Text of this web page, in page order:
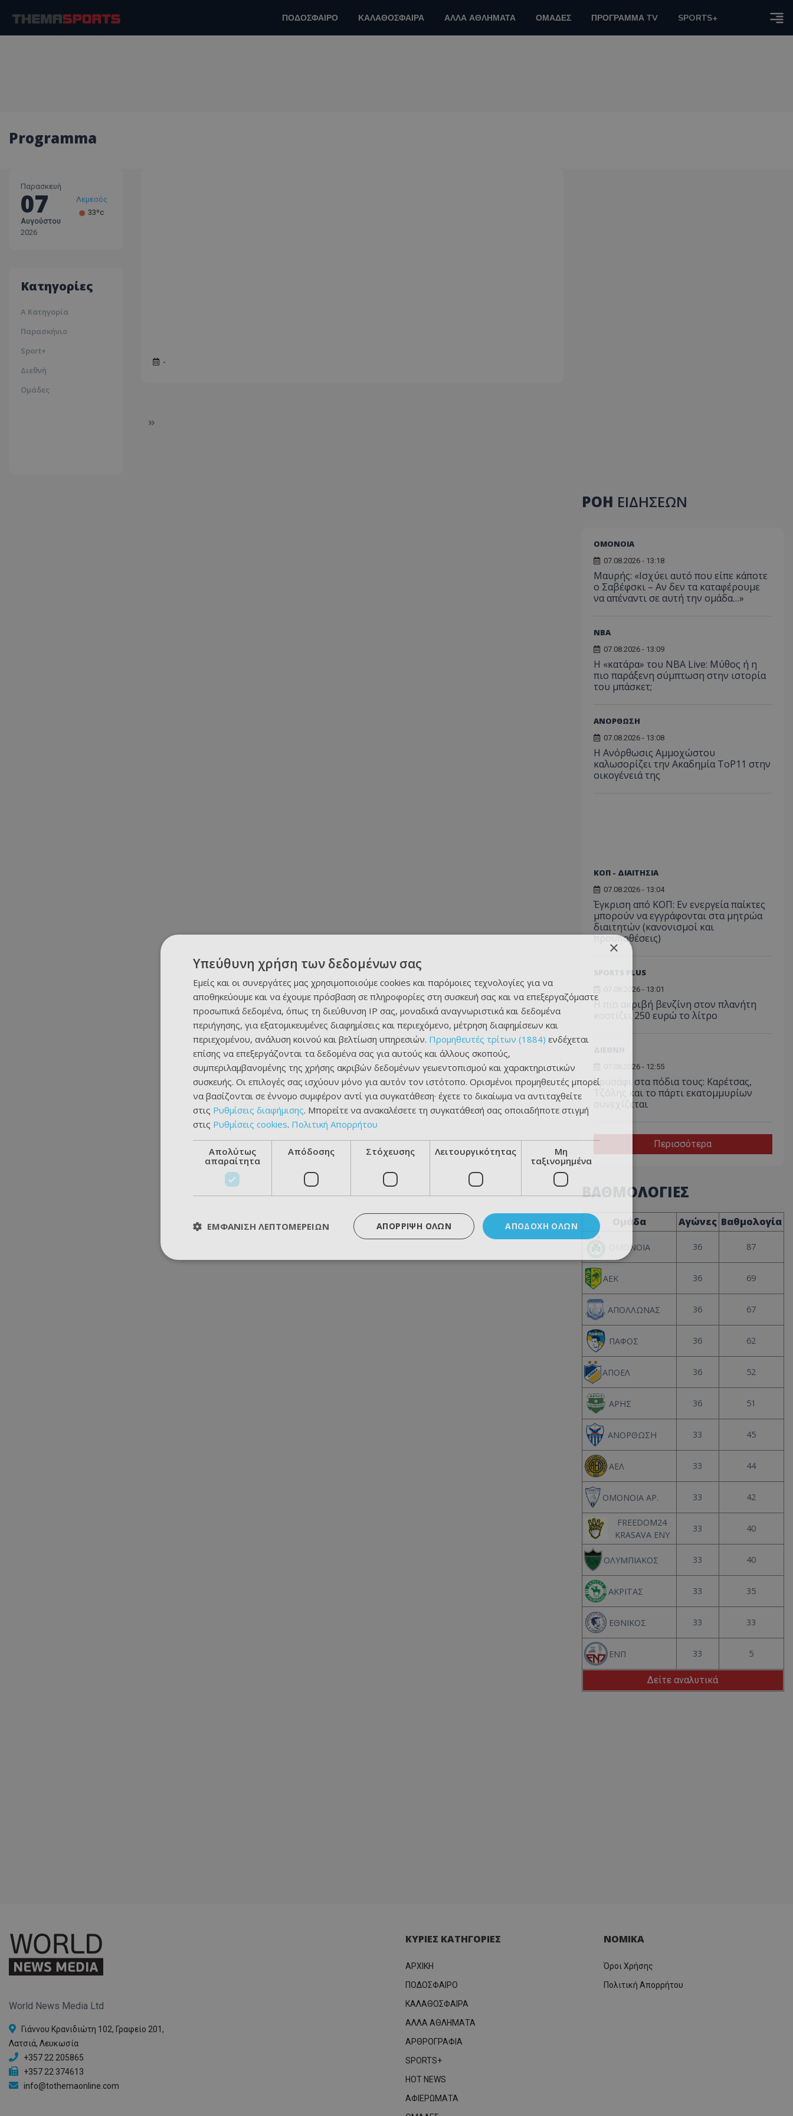
ΠΟΔΟΣΦΑΙΡΟ ΚΑΛΑΘΟΣΦΑΙΡΑ ΑΛΛΑ ΑΘΛΗΜΑΤΑ ΟΜΑΔΕΣ ΠΡΟΓΡΑΜΜΑ TV SPORTS+
Programma
Παρασκευή
07
Αυγούστου
2026
Λεμεσός
33ºc
Κατηγορίες
Α Κατηγορία
Παρασκήνιο
Sport+
Διεθνή
Ομάδες
-
ΡΟΗ ΕΙΔΗΣΕΩΝ
ΟΜΟΝΟΙΑ
07.08.2026 - 13:18
Μαυρής: «Ισχύει αυτό που είπε κάποτε
ο Σαβέφσκι – Αν δεν τα καταφέρουμε
να απέναντι σε αυτή την ομάδα…»
NBA
07.08.2026 - 13:09
Η «κατάρα» του NBA Live: Μύθος ή η
πιο παράξενη σύμπτωση στην ιστορία
του μπάσκετ;
ΑΝΟΡΘΩΣΗ
07.08.2026 - 13:08
Η Ανόρθωσις Αμμοχώστου
καλωσορίζει την Ακαδημία ToP11 στην
οικογένειά της
ΚΟΠ - ΔΙΑΙΤΗΣΙΑ
07.08.2026 - 13:04
Έγκριση από ΚΟΠ: Εν ενεργεία παίκτες
μπορούν να εγγράφονται στα μητρώα
διαιτητών (κανονισμοί και
προϋποθέσεις)
SPORTS PLUS
07.08.2026 - 13:01
Η πιο ακριβή βενζίνη στον πλανήτη
κοστίζει 250 ευρώ το λίτρο
07.08.2026 - 12:55
Χρυσάφι στα πόδια τους: Καρέτσας,
Τζόλης και το πάρτι εκατομμυρίων
συνεχίζεται
Περισσότερα
ΒΑΘΜΟΛΟΓΙΕΣ
Ομάδα Αγώνες Βαθμολογία
ΟΜΟΝΟΙΑ 36 87
ΑΕΚ 36 69
ΑΠΟΛΛΩΝΑΣ 36 67
ΠΑΦΟΣ 36 62
ΑΠΟΕΛ 36 52
ΑΡΗΣ 36 51
ΑΝΟΡΘΩΣΗ 33 45
ΑΕΛ 33 44
ΟΜΟΝΟΙΑ ΑΡ. 33 42
FREEDOM24
KRASAVA ΕΝΥ
33 40
ΟΛΥΜΠΙΑΚΟΣ 33 40
ΑΚΡΙΤΑΣ 33 35
ΕΘΝΙΚΟΣ 33 33
ΕΝΠ 33 5
Δείτε αναλυτικά
World News Media Ltd
Γιάννου Κρανιδιώτη 102, Γραφείο 201,
Λατσιά, Λευκωσία
+357 22 205865
+357 22 374613
info@tothemaonline.com
ΚΥΡΙΕΣ ΚΑΤΗΓΟΡΙΕΣ
ΑΡΧΙΚΗ
ΠΟΔΟΣΦΑΙΡΟ
ΚΑΛΑΘΟΣΦΑΙΡΑ
ΑΛΛΑ ΑΘΛΗΜΑΤΑ
ΑΡΘΡΟΓΡΑΦΙΑ
SPORTS+
HOT NEWS
ΑΦΙΕΡΩΜΑΤΑ
ΝΟΜΙΚΑ
Όροι Χρήσης
Πολιτική Απορρήτου
×
Υπεύθυνη χρήση των δεδομένων σας
Εμείς και οι συνεργάτες μας χρησιμοποιούμε cookies και παρόμοιες τεχνολογίες για να
αποθηκεύουμε και να έχουμε πρόσβαση σε πληροφορίες στη συσκευή σας και να επεξεργαζόμαστε
προσωπικά δεδομένα, όπως τη διεύθυνση IP σας, μοναδικά αναγνωριστικά και δεδομένα
περιήγησης, για εξατομικευμένες διαφημίσεις και περιεχόμενο, μέτρηση διαφημίσεων και
περιεχομένου, ανάλυση κοινού και βελτίωση υπηρεσιών. Προμηθευτές τρίτων (1884) ενδέχεται
επίσης να επεξεργάζονται τα δεδομένα σας για αυτούς και άλλους σκοπούς,
συμπεριλαμβανομένης της χρήσης ακριβών δεδομένων γεωεντοπισμού και χαρακτηριστικών
συσκευής. Οι επιλογές σας ισχύουν μόνο για αυτόν τον ιστότοπο. Ορισμένοι προμηθευτές μπορεί
να βασίζονται σε έννομο συμφέρον αντί για συγκατάθεση· έχετε το δικαίωμα να αντιταχθείτε
στις Ρυθμίσεις διαφήμισης. Μπορείτε να ανακαλέσετε τη συγκατάθεσή σας οποιαδήποτε στιγμή
στις Ρυθμίσεις cookies. Πολιτική Απορρήτου
Απολύτως
απαραίτητα
Απόδοσης Στόχευσης Λειτουργικότητας
Μη
ταξινομημένα
ΑΠΟΔΟΧΉ ΌΛΩΝ
ΑΠΌΡΡΙΨΗ ΌΛΩΝ
ΕΜΦΆΝΙΣΗ ΛΕΠΤΟΜΕΡΕΙΏΝ